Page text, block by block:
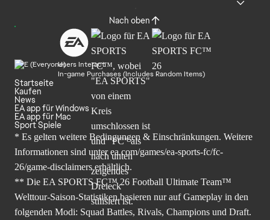
Nach oben
Users Interact
In-game Purchases (Includes Random Items)
Startseite
Kaufen
News
EA app für Windows
EA app für Mac
Sport Spiele
* Es gelten weitere Bedingungen & Einschränkungen. Weitere
Informationen sind unterea.com/games/ea-sports-fc/fc-
26/game-disclaimers erhältlich.
** Die EA SPORTS FC™ 26 Football Ultimate Team™
Welttour-Saison-Statistiken basieren nur auf Gameplay in den
folgenden Modi: Squad Battles, Rivals, Champions und Draft.